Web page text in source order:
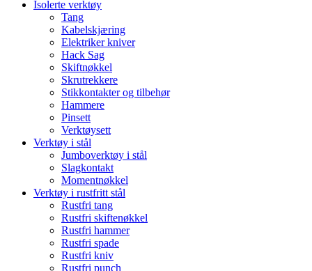
Isolerte verktøy
Tang
Kabelskjæring
Elektriker kniver
Hack Sag
Skiftnøkkel
Skrutrekkere
Stikkontakter og tilbehør
Hammere
Pinsett
Verktøysett
Verktøy i stål
Jumboverktøy i stål
Slagkontakt
Momentnøkkel
Verktøy i rustfritt stål
Rustfri tang
Rustfri skiftenøkkel
Rustfri hammer
Rustfri spade
Rustfri kniv
Rustfri punch